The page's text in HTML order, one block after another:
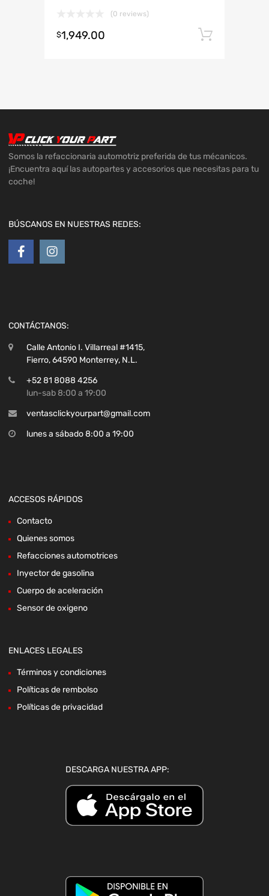
(0 reviews)
$1,949.00
Somos la refaccionaria automotriz preferida de tus mécanicos.
¡Encuentra aquí las autopartes y accesorios que necesitas para tu
coche!
BÚSCANOS EN NUESTRAS REDES:
CONTÁCTANOS:
Calle Antonio I. Villarreal #1415,
Fierro, 64590 Monterrey, N.L.
+52 81 8088 4256
lun-sab 8:00 a 19:00
ventasclickyourpart@gmail.com
lunes a sábado 8:00 a 19:00
ACCESOS RÁPIDOS
Contacto
Quienes somos
Refacciones automotrices
Inyector de gasolina
Cuerpo de aceleración
Sensor de oxigeno
ENLACES LEGALES
Términos y condiciones
Políticas de rembolso
Políticas de privacidad
DESCARGA NUESTRA APP: